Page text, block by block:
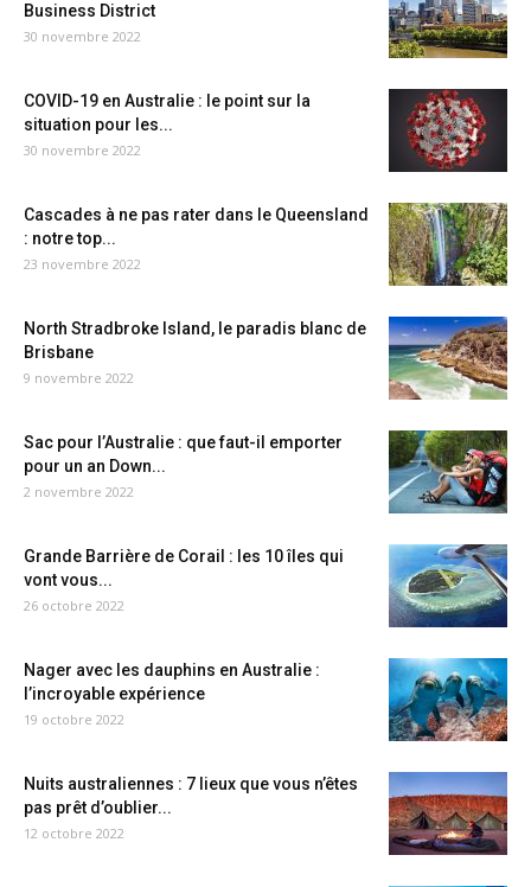
Business District
30 novembre 2022
COVID-19 en Australie : le point sur la
situation pour les...
30 novembre 2022
Cascades à ne pas rater dans le Queensland
: notre top...
23 novembre 2022
North Stradbroke Island, le paradis blanc de
Brisbane
9 novembre 2022
Sac pour l’Australie : que faut-il emporter
pour un an Down...
2 novembre 2022
Grande Barrière de Corail : les 10 îles qui
vont vous...
26 octobre 2022
Nager avec les dauphins en Australie :
l’incroyable expérience
19 octobre 2022
Nuits australiennes : 7 lieux que vous n’êtes
pas prêt d’oublier...
12 octobre 2022